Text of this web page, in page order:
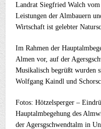
Landrat Siegfried Walch
Leistungen der Almbauern
Wirtschaft ist gelebter
Im Rahmen der
Almen vor, auf der
Musikalisch begrüßt wurden
Wolfgang Kaindl und
Fotos: Hötzelsperger –
Hauptalmbegehung des
der Agersgschwendtalm in